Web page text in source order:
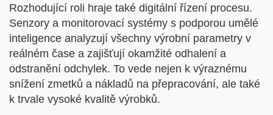
Rozhodující roli hraje také digitální řízení procesu.
Senzory a monitorovací systémy s podporou umělé
inteligence analyzují všechny výrobní parametry v
reálném čase a zajišťují okamžité odhalení a
odstranění odchylek. To vede nejen k výraznému
snížení zmetků a nákladů na přepracování, ale také
k trvale vysoké kvalitě výrobků.